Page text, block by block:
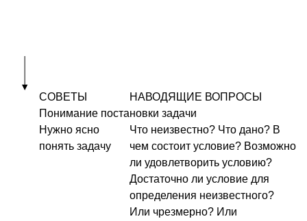
СОВЕТЫ
НАВОДЯЩИЕ ВОПРОСЫ
Понимание постановки задачи
Нужно ясно
понять задачу
Что неизвестно? Что дано? В
чем состоит условие? Возможно
ли удовлетворить условию?
Достаточно ли условие для
определения неизвестного?
Или чрезмерно? Или